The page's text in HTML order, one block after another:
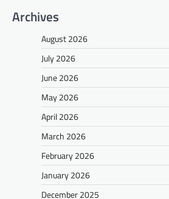
Archives
August 2026
July 2026
June 2026
May 2026
April 2026
March 2026
February 2026
January 2026
December 2025